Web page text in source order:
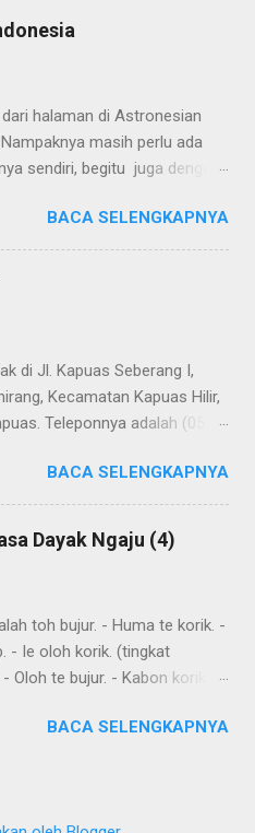
halaman di Astronesian
masih perlu ada
sendiri, begitu juga dengan
oleh Dra. Hernawaty,
ini dapat diberikan pada
Kamus Bahasa Dayak -
BACA SELENGKAPNYA
di Jl. Kapuas Seberang I,
Kecamatan Kapuas Hilir,
Teleponnya adalah (0513)
seperti perahu naga yang
nyatu (sebagaimana
berikut ini): Perahu
nyatu
BACA SELENGKAPNYA
Dayak Ngaju (4)
toh bujur. - Huma te korik. -
- Ie oloh korik. (tingkat
Oloh te bujur. - Kabon korik te
kata sehari-hari Ingat: Kalimat
BACA SELENGKAPNYA